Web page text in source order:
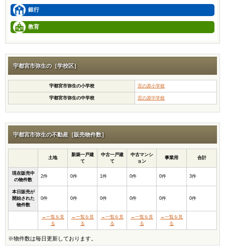
銀行
教育
宇都宮市弥生の［学校区］
宇都宮市弥生の小学校 宮の原小学校
宇都宮市弥生の中学校 宮の原中学校
宇都宮市弥生の不動産［販売物件数］
土地
新築一戸建
て
中古一戸建
て
中古マンシ
ョン
事業用 合計
現在販売中
の物件数
2件 0件 1件 0件 0件 3件
本日販売が
開始された
物件数
0件 0件 0件 0件 0件 0件
→一覧を見
る
→一覧を見
る
→一覧を見
る
→一覧を見
る
→一覧を見
る
※物件数は毎日更新しております。